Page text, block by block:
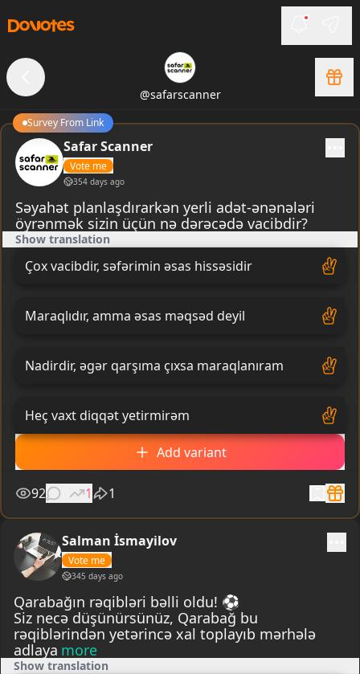
@safarscanner
Survey From Link
Safar Scanner
Vote me
354 days ago
Səyahət planlaşdırarkən yerli adət-ənənələri
öyrənmək sizin üçün nə dərəcədə vacibdir?
Show translation
Çox vacibdir, səfərimin əsas hissəsidir
Maraqlıdır, amma əsas məqsəd deyil
Nadirdir, əgər qarşıma çıxsa maraqlanıram
Heç vaxt diqqət yetirmirəm
Add variant
92 1 1
Salman İsmayilov
Vote me
345 days ago
Qarabağın rəqibləri bəlli oldu! ⚽️
Siz necə düşünürsünüz, Qarabağ bu
rəqiblərindən yetərincə xal toplayıb mərhələ
adlaya more
Show translation